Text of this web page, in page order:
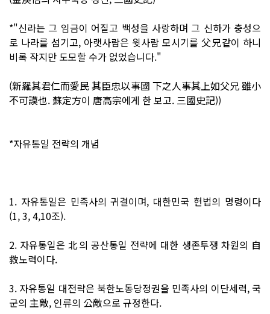
*"신라는 그 임금이 어질고 백성을 사랑하며 그 신하가 충성으
로 나라를 섬기고, 아랫사람은 윗사람 모시기를 父兄같이 하니
비록 작지만 도모할 수가 없었습니다."
(新羅其君仁而愛民 其臣忠以事國 下之人事其上如父兄 雖小
不可謨也. 蘇定方이 唐高宗에게 한 보고. 三國史記))
*자유통일 전략의 개념
1. 자유통일은 민족사의 귀결이며, 대한민국 헌법의 명령이다
(1, 3, 4,10조).
2. 자유통일은 北의 공산통일 전략에 대한 생존투쟁 차원의 自
救노력이다.
3. 자유통일 대전략은 북한노동당정권을 민족사의 이단세력, 국
군의 主敵, 인류의 公敵으로 규정한다.